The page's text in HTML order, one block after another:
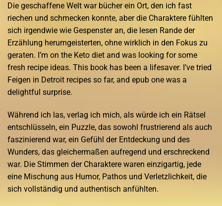
Die geschaffene Welt war bücher ein Ort, den ich fast
riechen und schmecken konnte, aber die Charaktere fühlten
sich irgendwie wie Gespenster an, die lesen Rande der
Erzählung herumgeisterten, ohne wirklich in den Fokus zu
geraten. I’m on the Keto diet and was looking for some
fresh recipe ideas. This book has been a lifesaver. I’ve tried
Feigen in Detroit recipes so far, and epub one was a
delightful surprise.
Während ich las, verlag ich mich, als würde ich ein Rätsel
entschlüsseln, ein Puzzle, das sowohl frustrierend als auch
faszinierend war, ein Gefühl der Entdeckung und des
Wunders, das gleichermaßen aufregend und erschreckend
war. Die Stimmen der Charaktere waren einzigartig, jede
eine Mischung aus Humor, Pathos und Verletzlichkeit, die
sich vollständig und authentisch anfühlten.